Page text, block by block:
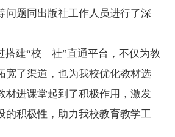
问题同出版社工作人员进行了深
搭建“校—社”直通平台，不仅为教
宽了渠道，也为我校优化教材选
材进课堂起到了积极作用，激发
的积极性，助力我校教育教学工